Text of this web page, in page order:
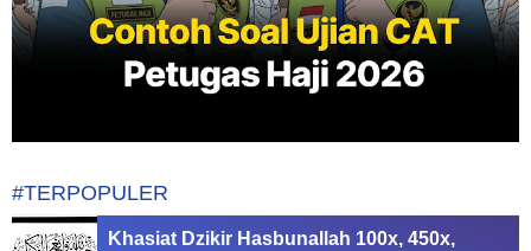
#TERPOPULER
Khasiat Dzikir Hasbunallah 100x, 450x,